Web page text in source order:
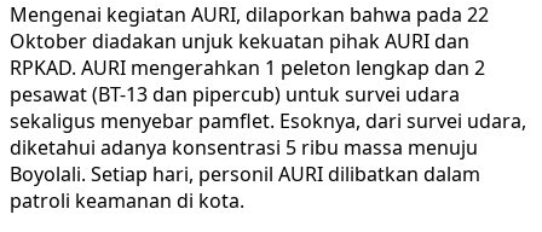
Mengenai kegiatan AURI, dilaporkan bahwa pada 22
Oktober diadakan unjuk kekuatan pihak AURI dan
RPKAD. AURI mengerahkan 1 peleton lengkap dan 2
pesawat (BT-13 dan pipercub) untuk survei udara
sekaligus menyebar pamflet. Esoknya, dari survei udara,
diketahui adanya konsentrasi 5 ribu massa menuju
Boyolali. Setiap hari, personil AURI dilibatkan dalam
patroli keamanan di kota.